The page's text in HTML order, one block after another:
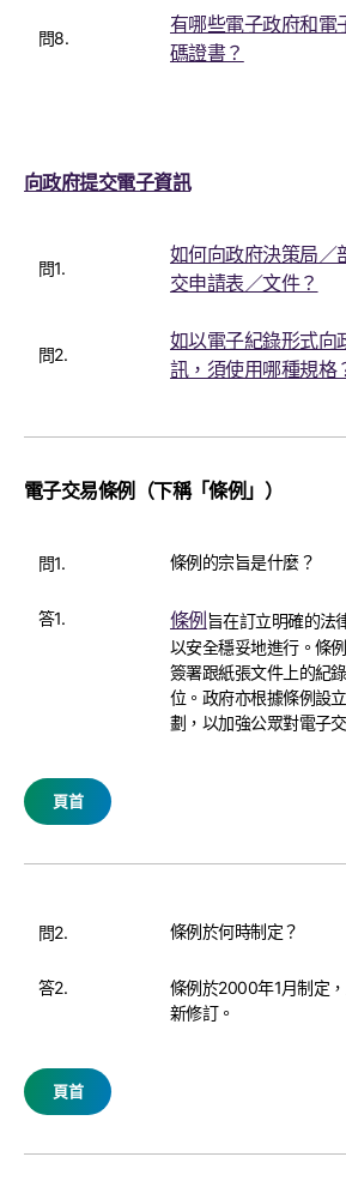
問8.
有哪些電子政府和電
碼證書？
向政府提交電子資訊
問1.
如何向政府決策局／
交申請表／文件？
問2.
如以電子紀錄形式向
訊，須使用哪種規格
電子交易條例（下稱「條例」）
問1. 條例的宗旨是什麼？
答1. 條例 旨在訂立明確的法
以安全穩妥地進行。條
簽署跟紙張文件上的紀
位。政府亦根據條例設
劃，以加強公眾對電子
頁首
問2. 條例於何時制定？
答2.
條例於2000年1月制定
新修訂。
頁首